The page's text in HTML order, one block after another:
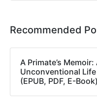
Recommended
A Primate’s
Unconventional
(EPUB, PDF, E-Book)